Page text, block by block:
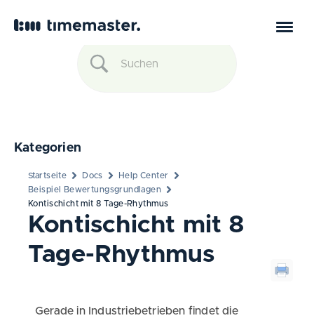
Kategorien
Startseite Docs
Help Center
Beispiel Bewertungsgrundlagen
Kontischicht mit 8 Tage-Rhythmus
Kontischicht mit 8
Tage-Rhythmus
Gerade in Industriebetrieben findet die